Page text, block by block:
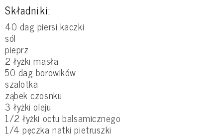
Składniki:
40 dag piersi kaczki
sól
pieprz
2 łyżki masła
50 dag borowików
szalotka
ząbek czosnku
3 łyżki oleju
1/2 łyżki octu balsamicznego
1/4 pęczka natki pietruszki